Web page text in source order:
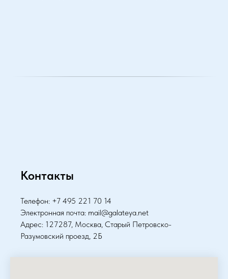
Контакты
Телефон: +7 495 221 70 14
Электронная почта: mail@galateya.net
Адрес: 127287, Москва, Старый Петровско-
Разумовский проезд, 2Б